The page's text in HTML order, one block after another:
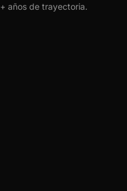
+ años de trayectoria.